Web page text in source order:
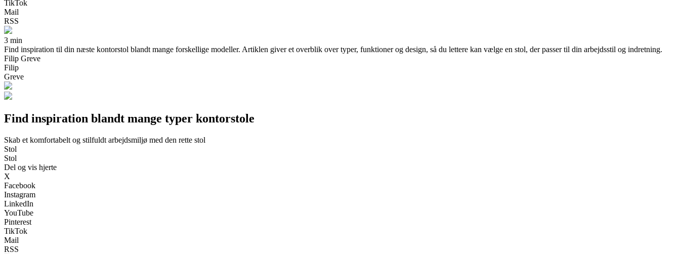
TikTok
Mail
RSS
3 min
Find inspiration til din næste kontorstol blandt mange forskellige modeller. Artiklen giver et overblik over typer, funktioner og design, så du lettere kan vælge en stol, der passer til din arbejdsstil og indretning.
Filip Greve
Filip
Greve
Find inspiration blandt mange typer kontorstole
Skab et komfortabelt og stilfuldt arbejdsmiljø med den rette stol
Stol
Stol
Del og vis hjerte
X
Facebook
Instagram
LinkedIn
YouTube
Pinterest
TikTok
Mail
RSS